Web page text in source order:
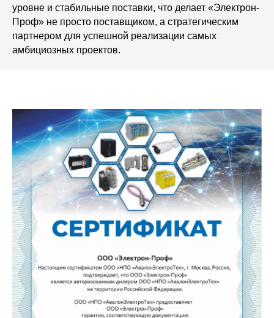
уровне и стабильные поставки, что делает «Электрон-
Проф» не просто поставщиком, а стратегическим
партнером для успешной реализации самых
амбициозных проектов.